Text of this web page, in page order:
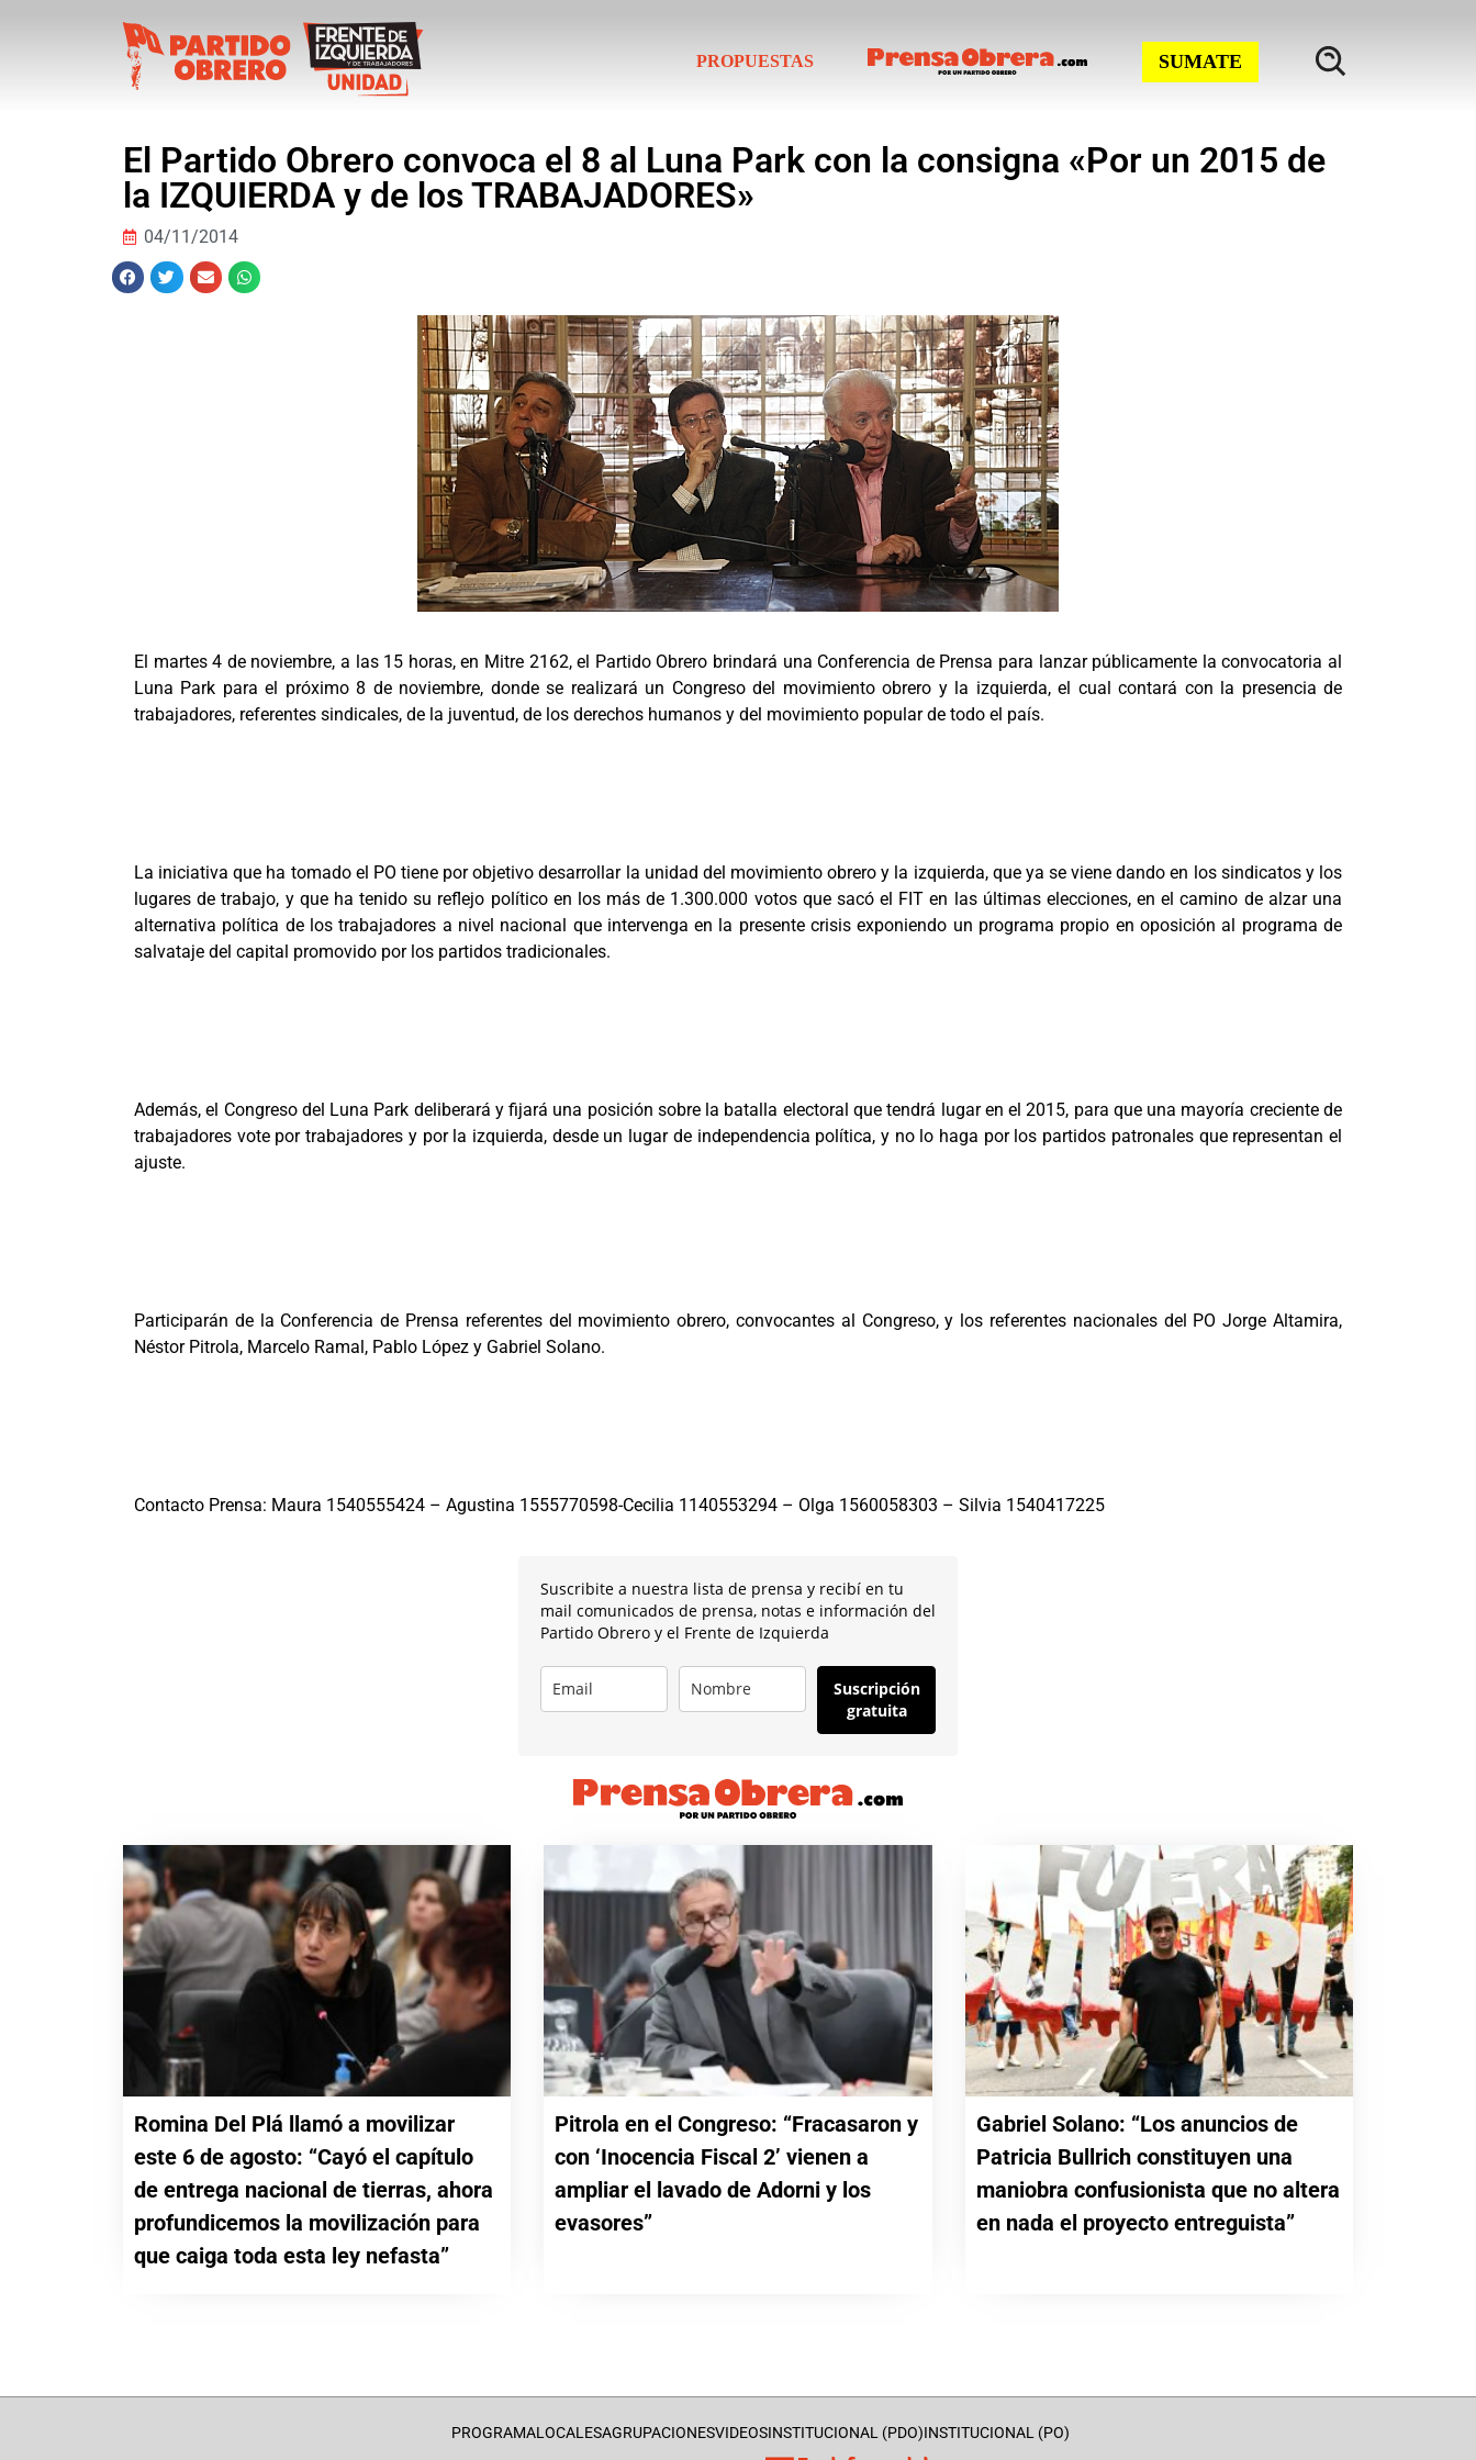
PROPUESTAS SUMATE
El Partido Obrero convoca el 8 al Luna Park con la consigna «Por un 2015 de
la IZQUIERDA y de los TRABAJADORES»
04/11/2014
El martes 4 de noviembre, a las 15 horas, en Mitre 2162, el Partido Obrero brindará una Conferencia de Prensa para lanzar públicamente la convocatoria al
Luna Park para el próximo 8 de noviembre, donde se realizará un Congreso del movimiento obrero y la izquierda, el cual contará con la presencia de
trabajadores, referentes sindicales, de la juventud, de los derechos humanos y del movimiento popular de todo el país.
La iniciativa que ha tomado el PO tiene por objetivo desarrollar la unidad del movimiento obrero y la izquierda, que ya se viene dando en los sindicatos y los
lugares de trabajo, y que ha tenido su reflejo político en los más de 1.300.000 votos que sacó el FIT en las últimas elecciones, en el camino de alzar una
alternativa política de los trabajadores a nivel nacional que intervenga en la presente crisis exponiendo un programa propio en oposición al programa de
salvataje del capital promovido por los partidos tradicionales.
Además, el Congreso del Luna Park deliberará y fijará una posición sobre la batalla electoral que tendrá lugar en el 2015, para que una mayoría creciente de
trabajadores vote por trabajadores y por la izquierda, desde un lugar de independencia política, y no lo haga por los partidos patronales que representan el
ajuste.
Participarán de la Conferencia de Prensa referentes del movimiento obrero, convocantes al Congreso, y los referentes nacionales del PO Jorge Altamira,
Néstor Pitrola, Marcelo Ramal, Pablo López y Gabriel Solano.
Contacto Prensa: Maura 1540555424 – Agustina 1555770598-Cecilia 1140553294 – Olga 1560058303 – Silvia 1540417225
Suscribite a nuestra lista de prensa y recibí en tu
mail comunicados de prensa, notas e información del
Partido Obrero y el Frente de Izquierda
Suscripción
gratuita
Romina Del Plá llamó a movilizar
este 6 de agosto: “Cayó el capítulo
de entrega nacional de tierras, ahora
profundicemos la movilización para
que caiga toda esta ley nefasta”
Pitrola en el Congreso: “Fracasaron y
con ‘Inocencia Fiscal 2’ vienen a
ampliar el lavado de Adorni y los
evasores”
Gabriel Solano: “Los anuncios de
Patricia Bullrich constituyen una
maniobra confusionista que no altera
en nada el proyecto entreguista”
PROGRAMALOCALESAGRUPACIONESVIDEOSINSTITUCIONAL (PDO)INSTITUCIONAL (PO)